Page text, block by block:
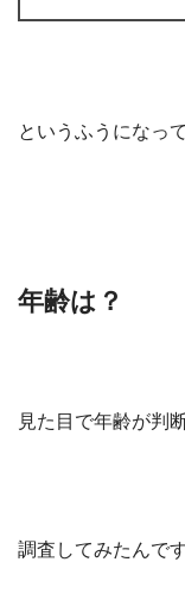
というふうになっ
年齢は？
見た目で年齢が判
調査してみたんです